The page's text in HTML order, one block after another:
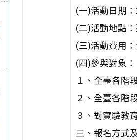
(一)活動日期
(二)活動地點
(三)活動費用：
(四)參與對象：
１、全臺各階
２、全臺各階
３、對實驗教
三、報名方式